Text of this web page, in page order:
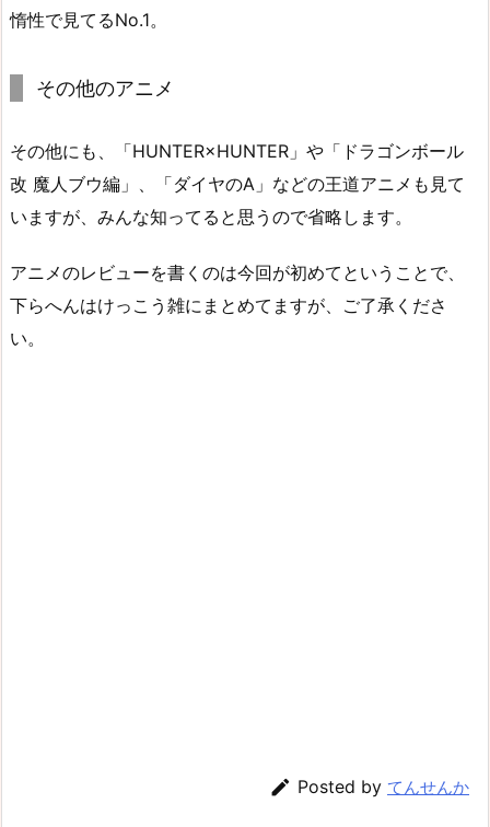
惰性で見てるNo.1。
その他のアニメ
その他にも、「HUNTER×HUNTER」や「ドラゴンボール
改 魔人ブウ編」、「ダイヤのA」などの王道アニメも見て
いますが、みんな知ってると思うので省略します。
アニメのレビューを書くのは今回が初めてということで、
下らへんはけっこう雑にまとめてますが、ご了承くださ
い。
 Posted by てんせんか